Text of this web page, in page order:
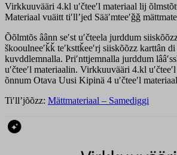
Virkkuuvääri 4.kl uʹčteeʹl materiaal lij
Materiaal vuäitt tiʹllʼjed Sääʹmteeʹǧǧ
Õõlmtõs âânn seʹst uʹčteela jurddum
škooulneeʹǩǩ teʹksttǩeeʹrj siiskõõzz karttân
kuvddlemnalla. Priʹnttjemnalla jurddum
uʹčteeʹl materiaalin. Virkkuuvääri 4.kl
õnnum Otava Uusi Kipinä 4 uʹčteeʹl
Tiʹllʼjõõzz: Mättmateriaal – Samediggi